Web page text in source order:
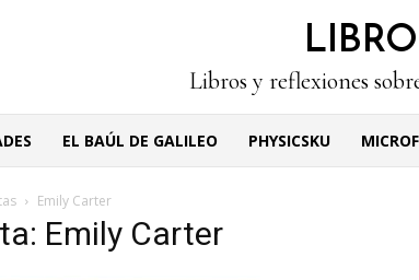
Libros y reflexiones
EL BAÚL DE GALILEO PHYSICSKU
Emily Carter
Emily Carter